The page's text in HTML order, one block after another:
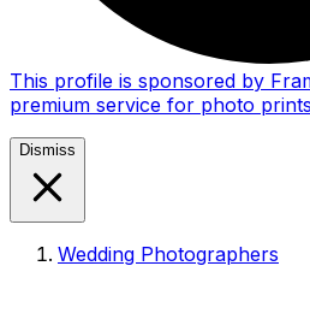
This profile is sponsored by
premium service for photo
Dismiss
Wedding Photographers